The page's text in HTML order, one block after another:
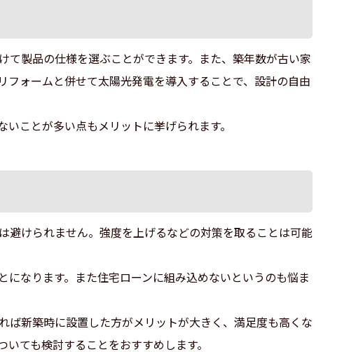
製品の仕様を選ぶことができます。また、築年数が古い家
ォームと併せて太陽光発電を導入することで、設計の自由
ことが多い点もメリットに挙げられます。
けられません。強度を上げるなどの対策を取ることは可能
なります。また住宅ローンに組み込めないというのも悩ま
新築時に設置した方がメリットが大きく、満足度も高くな
ても検討することをおすすめします。